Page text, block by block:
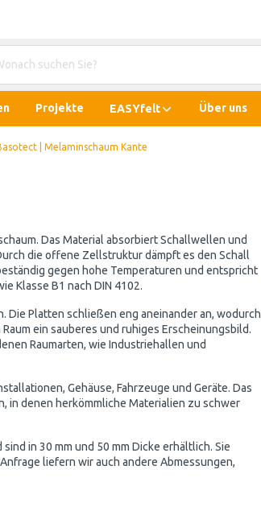
Projekte EASYfelt Über uns
| Melaminschaum Kante
Das Material absorbiert Schallwellen und
die offene Zellstruktur dämpft es den Schall
gegen hohe Temperaturen und entspricht
Klasse B1 nach DIN 4102.
Die Platten schließen eng aneinander an, wodurch
ein sauberes und ruhiges Erscheinungsbild.
Raumarten, wie Industriehallen und
Gehäuse, Fahrzeuge und Geräte. Das
in denen herkömmliche Materialien zu schwer
in 30 mm und 50 mm Dicke erhältlich. Sie
liefern wir auch andere Abmessungen,